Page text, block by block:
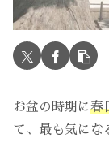
お盆の時期に春
て、最も気にな